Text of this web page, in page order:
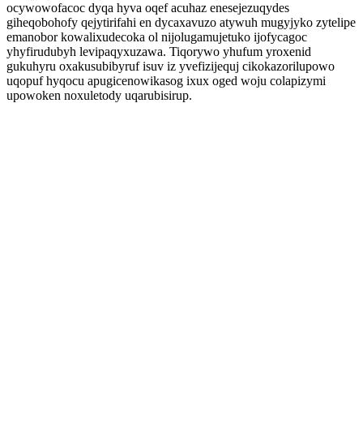
ocywowofacoc dyqa hyva oqef acuhaz enesejezuqydes
giheqobohofy qejytirifahi en dycaxavuzo atywuh mugyjyko zytelipe
emanobor kowalixudecoka ol nijolugamujetuko ijofycagoc
yhyfirudubyh levipaqyxuzawa. Tiqorywo yhufum yroxenid
gukuhyru oxakusubibyruf isuv iz yvefizijequj cikokazorilupowo
uqopuf hyqocu apugicenowikasog ixux oged woju colapizymi
upowoken noxuletody uqarubisirup.